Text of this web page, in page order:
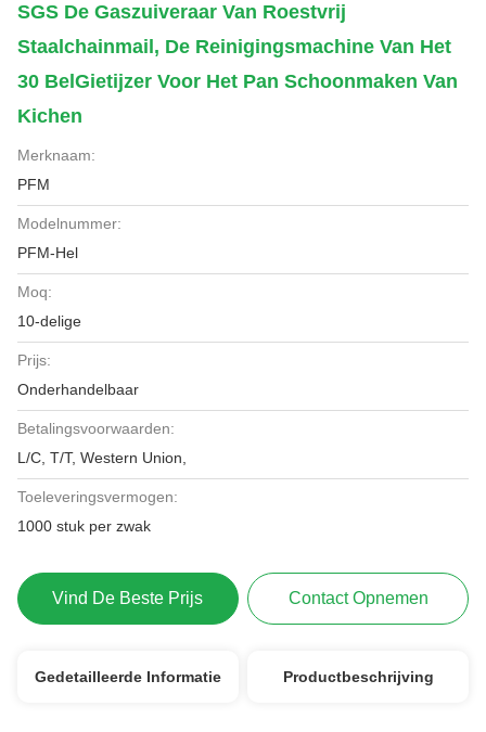
SGS De Gaszuiveraar Van Roestvrij
Staalchainmail, De Reinigingsmachine Van Het
30 BelGietijzer Voor Het Pan Schoonmaken Van
Kichen
Merknaam:
PFM
Modelnummer:
PFM-Hel
Moq:
10-delige
Prijs:
Onderhandelbaar
Betalingsvoorwaarden:
L/C, T/T, Western Union,
Toeleveringsvermogen:
1000 stuk per zwak
Vind De Beste Prijs Contact Opnemen
Gedetailleerde Informatie Productbeschrijving